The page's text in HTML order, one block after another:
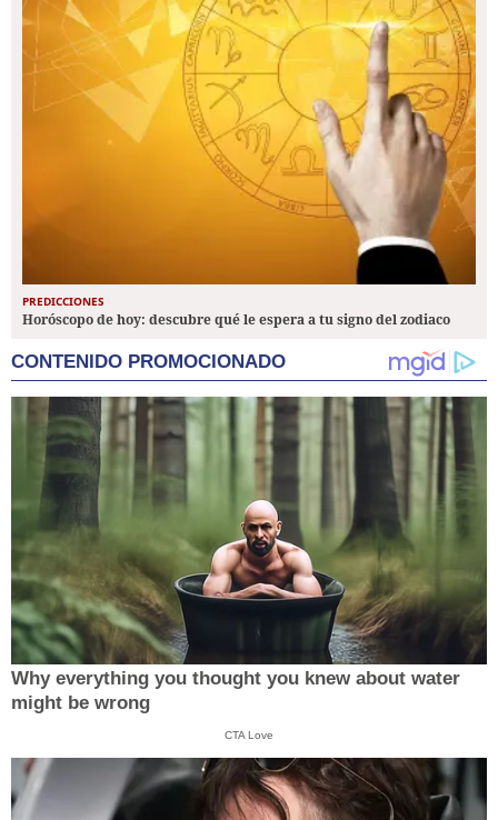
PREDICCIONES
Horóscopo de hoy: descubre qué le espera a tu signo del zodiaco
CONTENIDO PROMOCIONADO
Why everything you thought you knew about water
might be wrong
CTA Love